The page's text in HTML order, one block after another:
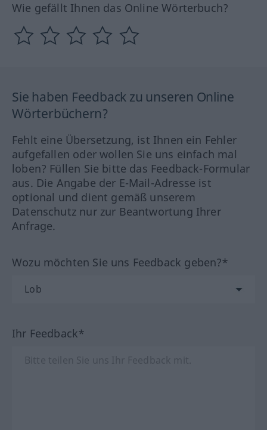
Wie gefällt Ihnen das Online Wörterbuch?
Sie haben Feedback zu unseren Online
Wörterbüchern?
Fehlt eine Übersetzung, ist Ihnen ein Fehler
aufgefallen oder wollen Sie uns einfach mal
loben? Füllen Sie bitte das Feedback-Formular
aus. Die Angabe der E-Mail-Adresse ist
optional und dient gemäß unserem
Datenschutz nur zur Beantwortung Ihrer
Anfrage.
Wozu möchten Sie uns Feedback geben?*
Ihr Feedback*